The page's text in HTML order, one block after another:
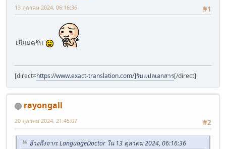
#1
13 ตุลาคม 2024, 06:16:36
เยียมครับ
[direct=https://www.exact-translation.com/]รับแปลเอกสาร[/direct]
rayongall
#2
20 ตุลาคม 2024, 21:45:07
อ้างถึงจาก: LanguageDoctor ใน 13 ตุลาคม 2024, 06:16:36